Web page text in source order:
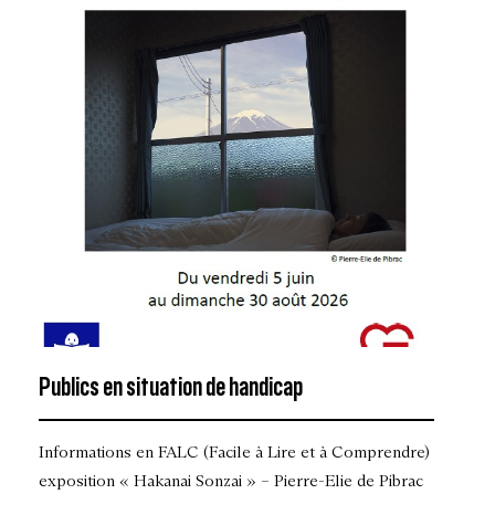
Informations en FALC (Facile à Lire et à Comprendre)
exposition « Hakanai Sonzai » – Pierre-Elie de Pibrac
Publics en situation de handicap